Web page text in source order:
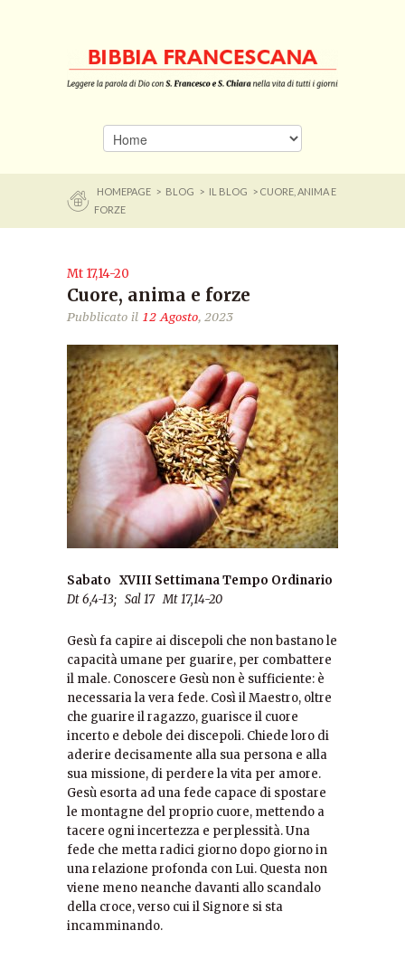
HOMEPAGE > BLOG > IL BLOG
> CUORE, ANIMA E
FORZE
Mt 17,14-20
Cuore, anima e forze
Pubblicato il 12 Agosto, 2023
Sabato XVIII Settimana Tempo Ordinario
Dt 6,4-13; Sal 17 Mt 17,14-20
Gesù fa capire ai discepoli che non bastano le
capacità umane per guarire, per combattere
il male. Conoscere Gesù non è sufficiente: è
necessaria la vera fede. Così il Maestro, oltre
che guarire il ragazzo, guarisce il cuore
incerto e debole dei discepoli. Chiede loro di
aderire decisamente alla sua persona e alla
sua missione, di perdere la vita per amore.
Gesù esorta ad una fede capace di spostare
le montagne del proprio cuore, mettendo a
tacere ogni incertezza e perplessità. Una
fede che metta radici giorno dopo giorno in
una relazione profonda con Lui. Questa non
viene meno neanche davanti allo scandalo
della croce, verso cui il Signore si sta
incamminando.